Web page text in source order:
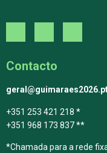
Contacto
+351 253 421 218 *
+351 968 173 837 **
*Chamada para a rede